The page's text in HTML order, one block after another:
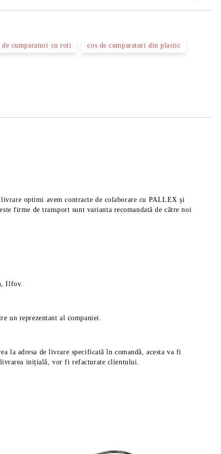
comenzii.
de cumparaturi cu roti cos de cumparaturi din plastic
optimi avem contracte de colaborare cu PALLEX și
firme de transport sunt varianta recomandată de către noi
Ilfov.
un reprezentant al companiei.
la adresa de livrare specificată în comandă, acesta va fi
livrarea inițială, vor fi refacturate clientului.